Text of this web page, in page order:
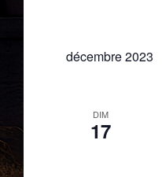
décembre 2023
DIM
17